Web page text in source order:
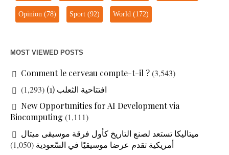
Opinion (78) Sport (92) World (172)
MOST VIEWED POSTS
Comment le cerveau compte-t-il ?(3,543)
افتتاحية الثعلب (1)
(1,293)
New Opportunities for AI Development via
Biocomputing (1,111)
ميتاليكا تستعد لصنع التاريخ كأول فرقة موسيقى ميتال
أمريكية تقدم عرضا موسيقيًا في السّعودية (1,050)